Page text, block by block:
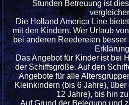
Stunden Betreuung ist
Die Holland America Line
mitden Kindern. Wer Urlaub
bei anderen Reedereien
Das Angebot für Kinder ist bei
der Schiffsgröße. Auf den
Angebote für alle
Kleinkindern (bis 6 Jahre),
12 Jahre), bis hin
Auf Grund der Belegung und